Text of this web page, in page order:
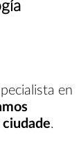
en
.